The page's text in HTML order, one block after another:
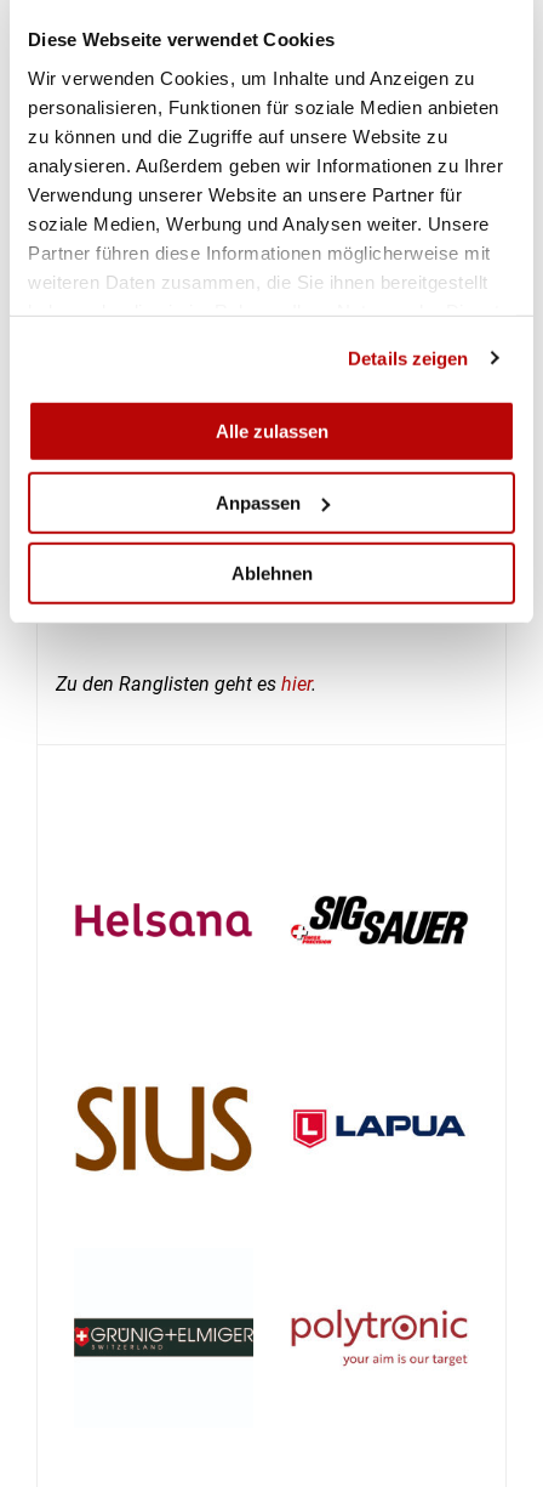
Diese Webseite verwendet Cookies
Wir verwenden Cookies, um Inhalte und Anzeigen zu
personalisieren, Funktionen für soziale Medien anbieten
zu können und die Zugriffe auf unsere Website zu
analysieren. Außerdem geben wir Informationen zu Ihrer
Verwendung unserer Website an unsere Partner für
soziale Medien, Werbung und Analysen weiter. Unsere
Partner führen diese Informationen möglicherweise mit
weiteren Daten zusammen, die Sie ihnen bereitgestellt
Details zeigen
Alle zulassen
Anpassen
Ablehnen
von Flüe, beide Obwalden.
Beim B-Programm (50 m Sportpistole Kleinkaliber)
ging der Einzelsieg an die bekannt,
starkschiessende Ruth Planzer. Roland Brechbühl
und Markus von Flüe, beide Obwalden folgten auf
den nächsten Plätzen. Obwalden entschied auch
den Gruppenwettkampf klar für sich vor Luzern
an die beiden Schwyzer Americo Gaspar und Iris
Annen und der Dritte Podestplatz wird von Guido
Muff, Luzern belegt. Der Gruppenwettkampf wird
von den Schwyzer angeführt vor Luzern und
Glarus. In dieser Disziplin startet auch ein
Nachwuchsteam aus Obwalden.(Guido Gerber)
Zu den Ranglisten geht es hier.